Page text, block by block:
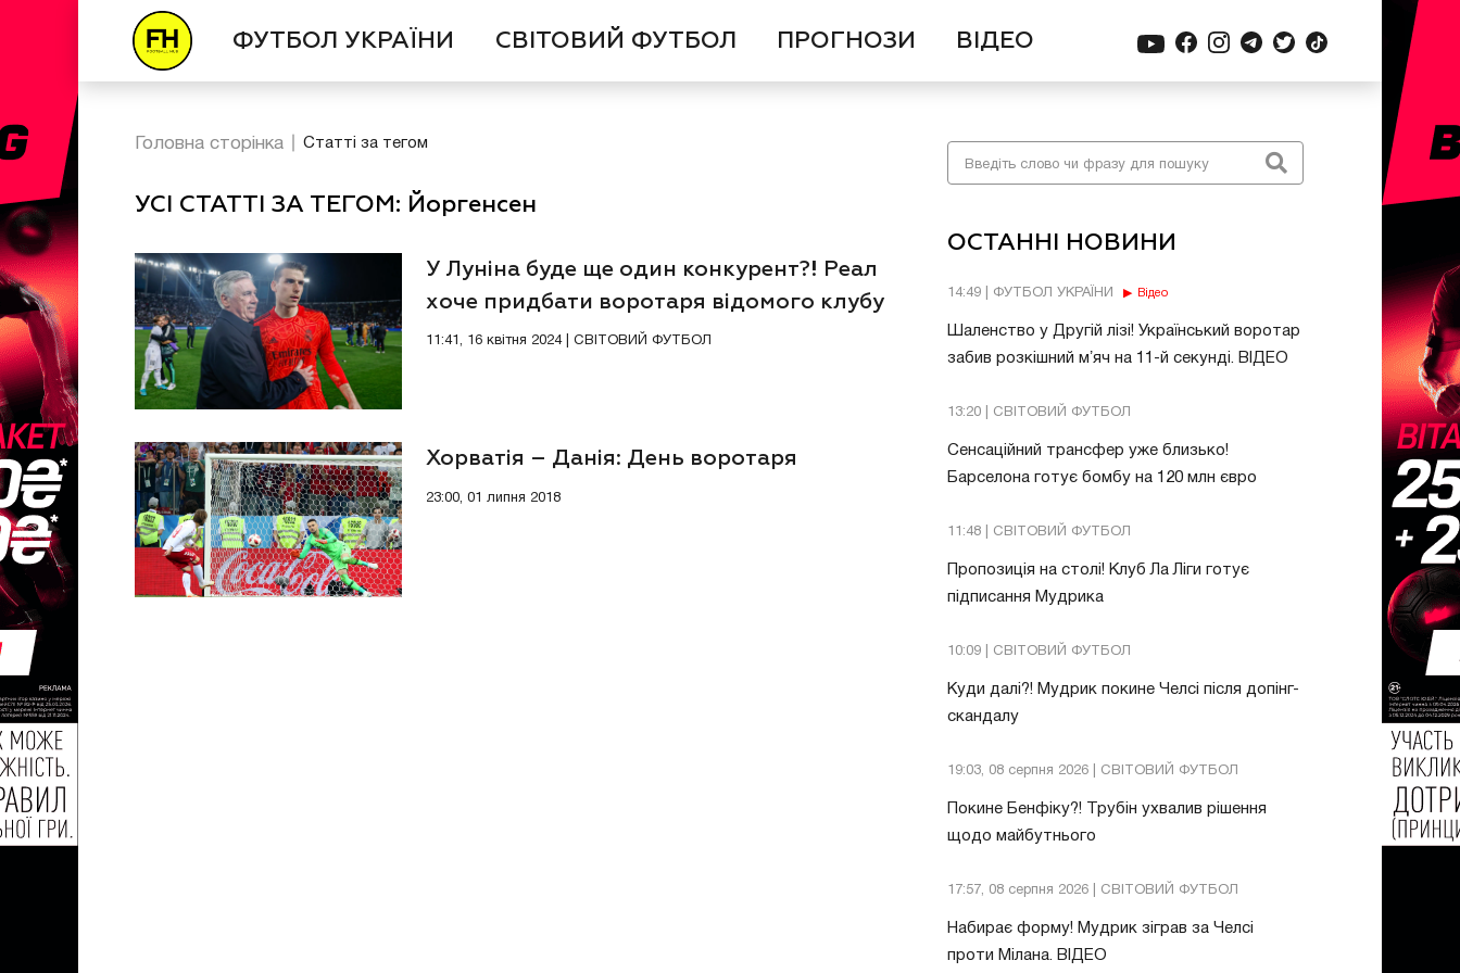
ФУТБОЛ УКРАЇНИ СВІТОВИЙ ФУТБОЛ ПРОГНОЗИ ВІДЕО
ОСТАННІ НОВИНИ
14:49 | ФУТБОЛ УКРАЇНИ Відео
Шаленство у Другій лізі! Український воротар
забив розкішний мʼяч на 11-й секунді. ВІДЕО
13:20 | СВІТОВИЙ ФУТБОЛ
Сенсаційний трансфер уже близько!
Барселона готує бомбу на 120 млн євро
11:48 | СВІТОВИЙ ФУТБОЛ
Пропозиція на столі! Клуб Ла Ліги готує
підписання Мудрика
10:09 | СВІТОВИЙ ФУТБОЛ
Куди далі?! Мудрик покине Челсі після допінг-
скандалу
19:03, 08 серпня 2026 | СВІТОВИЙ ФУТБОЛ
Покине Бенфіку?! Трубін ухвалив рішення
щодо майбутнього
17:57, 08 серпня 2026 | СВІТОВИЙ ФУТБОЛ
Набирає форму! Мудрик зіграв за Челсі
проти Мілана. ВІДЕО
Головна сторінка Статті за тегом
УСІ СТАТТІ ЗА ТЕГОМ: Йоргенсен
У Луніна буде ще один конкурент?! Реал
хоче придбати воротаря відомого клубу
11:41, 16 квітня 2024 | СВІТОВИЙ ФУТБОЛ
Хорватія – Данія: День воротаря
23:00, 01 липня 2018